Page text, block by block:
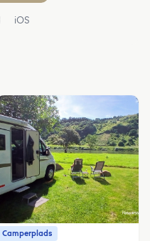
iOS
Camperplads